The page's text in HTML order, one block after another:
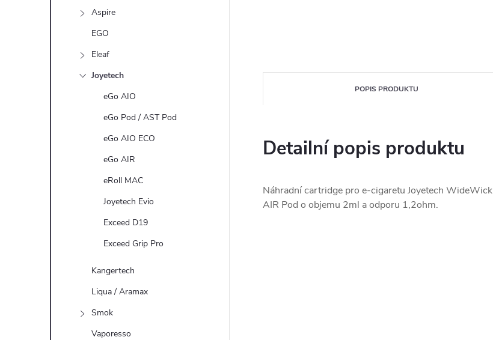
Aspire
EGO
Eleaf
Joyetech
eGo AIO
eGo Pod / AST Pod
eGo AIO ECO
eGo AIR
eRoll MAC
Joyetech Evio
Exceed D19
Exceed Grip Pro
Kangertech
Liqua / Aramax
Smok
Vaporesso
POPIS PRODUKTU
Detailní popis produktu
Náhradní cartridge pro e-cigaretu Joyetech WideWick
AIR Pod o objemu 2ml a odporu 1,2ohm.